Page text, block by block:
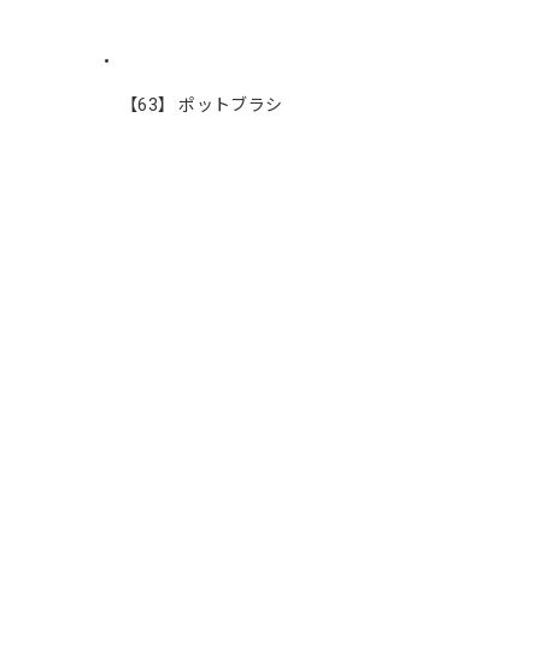
【63】 ポットブラシ